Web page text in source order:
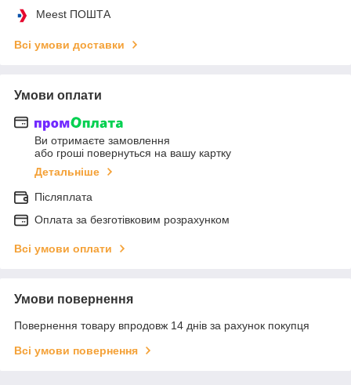
Meest ПОШТА
Всі умови доставки
Умови оплати
Ви отримаєте замовлення
або гроші повернуться на вашу картку
Детальніше
Післяплата
Оплата за безготівковим розрахунком
Всі умови оплати
Умови повернення
Повернення товару впродовж 14 днів за рахунок покупця
Всі умови повернення